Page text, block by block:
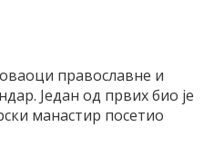
православне и
Један од првих био је
манастир посетио